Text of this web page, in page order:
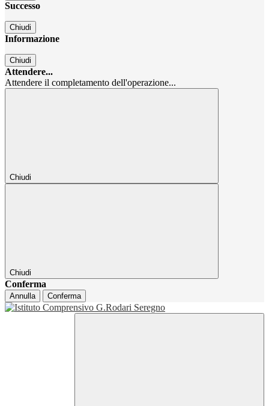
Successo
Chiudi
Informazione
Chiudi
Attendere...
Attendere il completamento dell'operazione...
Chiudi
Chiudi
Conferma
Annulla Conferma